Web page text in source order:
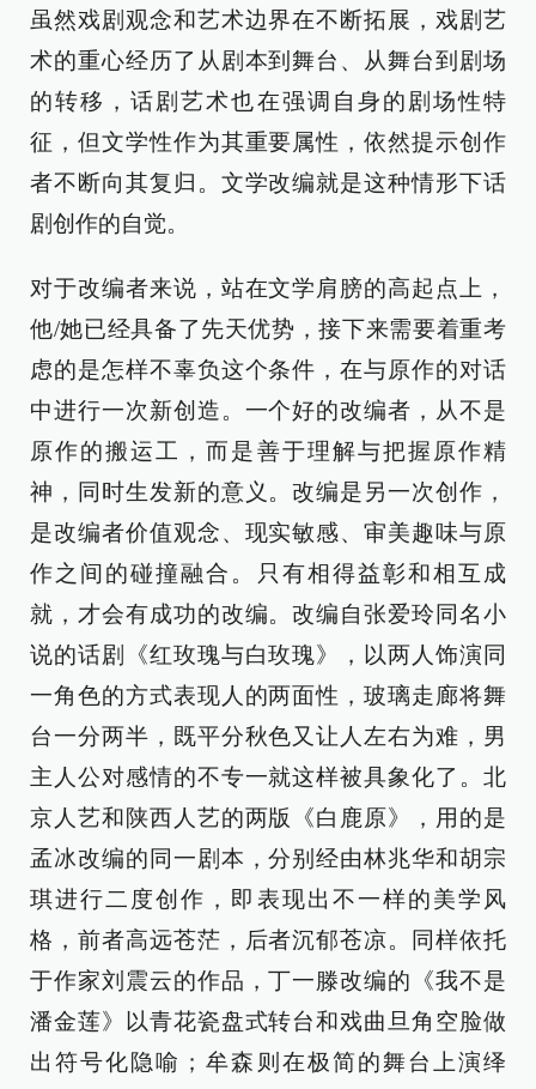
虽然戏剧观念和艺术边界在不断拓展，戏剧艺
术的重心经历了从剧本到舞台、从舞台到剧场
的转移，话剧艺术也在强调自身的剧场性特
征，但文学性作为其重要属性，依然提示创作
者不断向其复归。文学改编就是这种情形下话
剧创作的自觉。
对于改编者来说，站在文学肩膀的高起点上，
他/她已经具备了先天优势，接下来需要着重考
虑的是怎样不辜负这个条件，在与原作的对话
中进行一次新创造。一个好的改编者，从不是
原作的搬运工，而是善于理解与把握原作精
神，同时生发新的意义。改编是另一次创作，
是改编者价值观念、现实敏感、审美趣味与原
作之间的碰撞融合。只有相得益彰和相互成
就，才会有成功的改编。改编自张爱玲同名小
说的话剧《红玫瑰与白玫瑰》，以两人饰演同
一角色的方式表现人的两面性，玻璃走廊将舞
台一分两半，既平分秋色又让人左右为难，男
主人公对感情的不专一就这样被具象化了。北
京人艺和陕西人艺的两版《白鹿原》，用的是
孟冰改编的同一剧本，分别经由林兆华和胡宗
琪进行二度创作，即表现出不一样的美学风
格，前者高远苍茫，后者沉郁苍凉。同样依托
于作家刘震云的作品，丁一滕改编的《我不是
潘金莲》以青花瓷盘式转台和戏曲旦角空脸做
出符号化隐喻；牟森则在极简的舞台上演绎